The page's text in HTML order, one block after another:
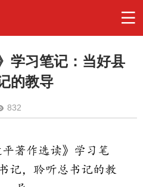
学习笔记：当好县
的教导
832